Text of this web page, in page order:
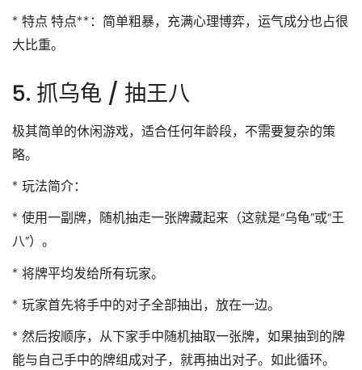
* 特点 特点**：简单粗暴，充满心理博弈，运气成分也占很
大比重。
5. 抓乌龟 / 抽王八
极其简单的休闲游戏，适合任何年龄段，不需要复杂的策
略。
* 玩法简介：
* 使用一副牌，随机抽走一张牌藏起来（这就是“乌龟”或“王
八”）。
* 将牌平均发给所有玩家。
* 玩家首先将手中的对子全部抽出，放在一边。
* 然后按顺序，从下家手中随机抽取一张牌，如果抽到的牌
能与自己手中的牌组成对子，就再抽出对子。如此循环。